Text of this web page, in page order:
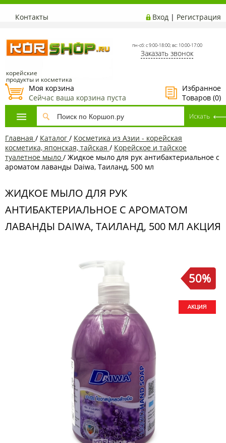
Контакты Вход | Регистрация
корейские
продукты и косметика
пн-сб: с 9:00-18:00; вс: 10:00-17:00
Заказать звонок
Избранное
Товаров (0)
Моя корзина
Сейчас ваша корзина пуста
Главная / Каталог / Косметика из Азии - корейская
косметика, японская, тайская / Корейское и тайское
туалетное мыло / Жидкое мыло для рук антибактериальное с
ароматом лаванды Daiwa, Таиланд, 500 мл
ЖИДКОЕ МЫЛО ДЛЯ РУК
АНТИБАКТЕРИАЛЬНОЕ С АРОМАТОМ
ЛАВАНДЫ DAIWA, ТАИЛАНД, 500 МЛ АКЦИЯ
50%